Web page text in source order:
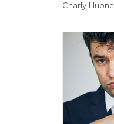
Charly